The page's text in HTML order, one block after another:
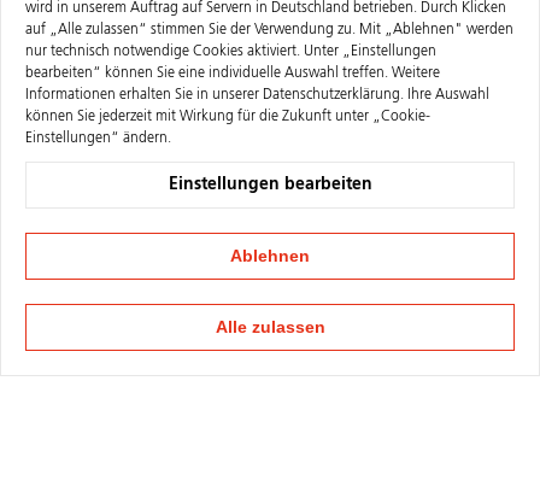
wird in unserem Auftrag auf Servern in Deutschland betrieben. Durch Klicken
auf „Alle zulassen“ stimmen Sie der Verwendung zu. Mit „Ablehnen" werden
nur technisch notwendige Cookies aktiviert. Unter „Einstellungen
bearbeiten“ können Sie eine individuelle Auswahl treffen. Weitere
Informationen erhalten Sie in unserer Datenschutzerklärung. Ihre Auswahl
können Sie jederzeit mit Wirkung für die Zukunft unter „Cookie-
Einstellungen“ ändern.
Einstellungen bearbeiten
Ablehnen
Alle zulassen